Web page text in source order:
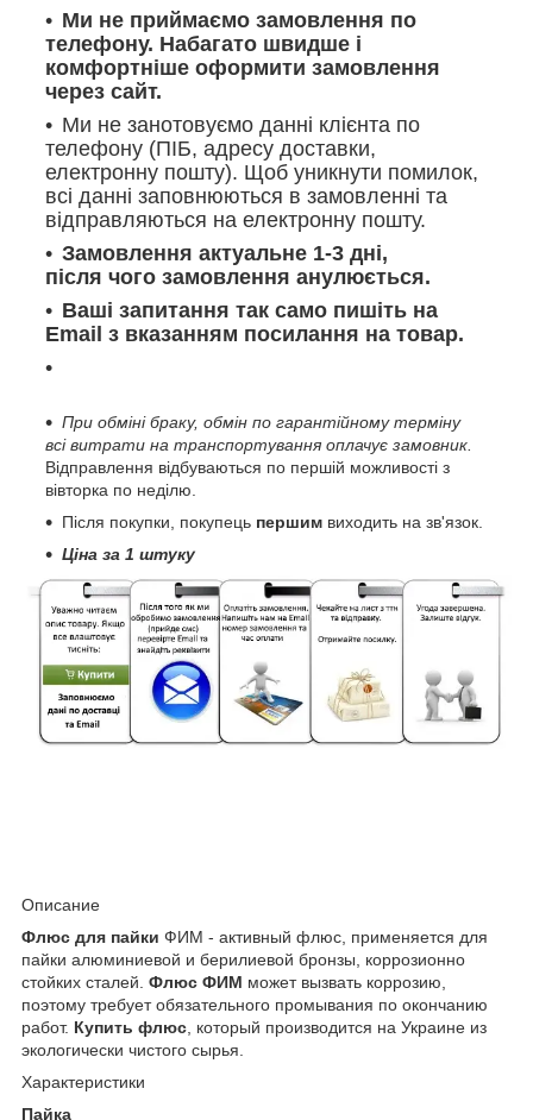
Ми не приймаємо замовлення по
телефону. Набагато швидше і
комфортніше оформити замовлення
через сайт.
Ми не занотовуємо данні клієнта по
телефону (ПІБ, адресу доставки,
електронну пошту). Щоб уникнути помилок,
всі данні заповнюються в замовленні та
відправляються на електронну пошту.
Замовлення актуальне 1-3 дні,
після чого замовлення анулюється.
Ваші запитання так само пишіть на
Email з вказанням посилання на товар.
При обміні браку, обмін по гарантійному терміну
всі витрати на транспортування оплачує замовник.
Відправлення відбуваються по першій можливості з
вівторка по неділю.
Після покупки, покупець першим виходить на зв'язок.
Ціна за 1 штуку
Описание
Флюс для пайки ФИМ - активный флюс, применяется для
пайки алюминиевой и берилиевой бронзы, коррозионно
стойких сталей. Флюс ФИМ может вызвать коррозию,
поэтому требует обязательного промывания по окончанию
работ. Купить флюс , который производится на Украине из
экологически чистого сырья.
Характеристики
Пайка